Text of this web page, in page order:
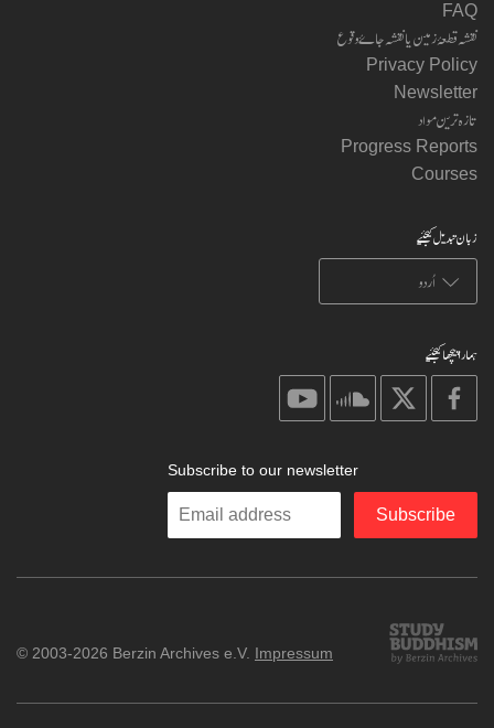
FAQ
نقشہ قطعۂ زمین یا نقشہ جاۓ وقوع
Privacy Policy
Newsletter
تازہ ترین مواد
Progress Reports
Courses
زبان تبدیل کیجئیے
ہمارا پیچھا کیجئیے
on
facebook
on
on
soundcloud
on
Subscribe to our newsletter
Enter
Subscribe
Study
Buddhism
© 2003-2026 Berzin Archives e.V. Impressum